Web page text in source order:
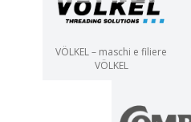
VÖLKEL – maschi e filiere
VÖLKEL